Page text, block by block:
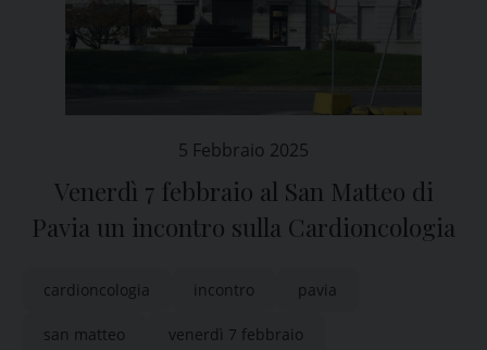
5 Febbraio 2025
Venerdì 7 febbraio al San Matteo di
Pavia un incontro sulla Cardioncologia
cardioncologia incontro pavia
san matteo venerdì 7 febbraio